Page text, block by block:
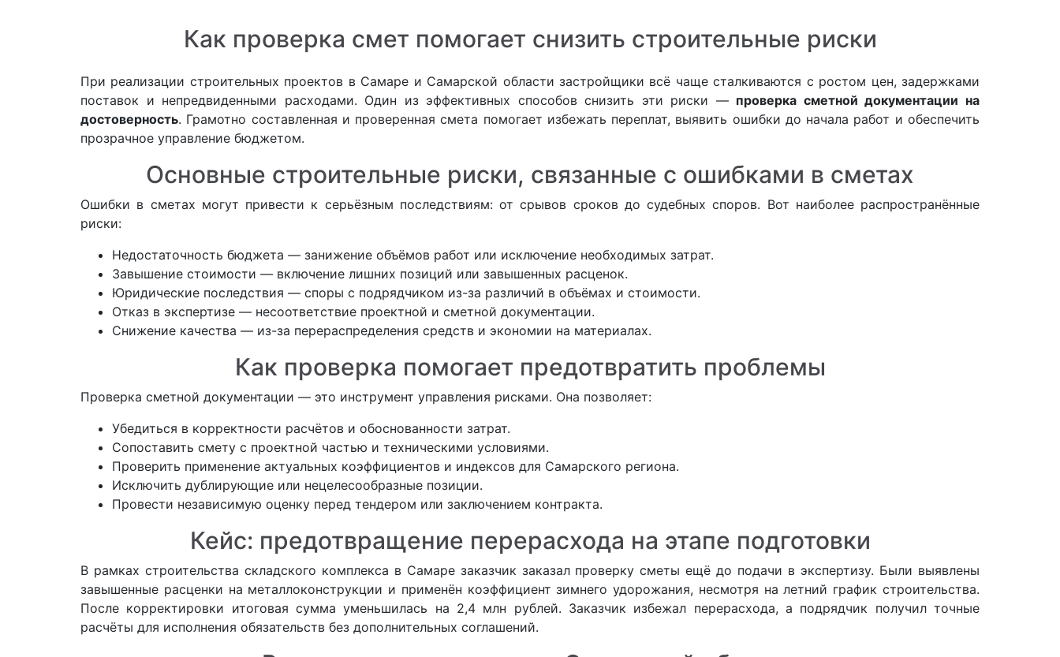
Как проверка смет помогает снизить строительные риски
При реализации строительных проектов в Самаре и Самарской области застройщики всё чаще сталкиваются с ростом цен, задержками
поставок и непредвиденными расходами. Один из эффективных способов снизить эти риски — проверка сметной документации на
достоверность. Грамотно составленная и проверенная смета помогает избежать переплат, выявить ошибки до начала работ и обеспечить
прозрачное управление бюджетом.
Основные строительные риски, связанные с ошибками в сметах
Ошибки в сметах могут привести к серьёзным последствиям: от срывов сроков до судебных споров. Вот наиболее распространённые
риски:
Недостаточность бюджета — занижение объёмов работ или исключение необходимых затрат.
Завышение стоимости — включение лишних позиций или завышенных расценок.
Юридические последствия — споры с подрядчиком из-за различий в объёмах и стоимости.
Отказ в экспертизе — несоответствие проектной и сметной документации.
Снижение качества — из-за перераспределения средств и экономии на материалах.
Как проверка помогает предотвратить проблемы
Проверка сметной документации — это инструмент управления рисками. Она позволяет:
Убедиться в корректности расчётов и обоснованности затрат.
Сопоставить смету с проектной частью и техническими условиями.
Проверить применение актуальных коэффициентов и индексов для Самарского региона.
Исключить дублирующие или нецелесообразные позиции.
Провести независимую оценку перед тендером или заключением контракта.
Кейс: предотвращение перерасхода на этапе подготовки
В рамках строительства складского комплекса в Самаре заказчик заказал проверку сметы ещё до подачи в экспертизу. Были выявлены
завышенные расценки на металлоконструкции и применён коэффициент зимнего удорожания, несмотря на летний график строительства.
После корректировки итоговая сумма уменьшилась на 2,4 млн рублей. Заказчик избежал перерасхода, а подрядчик получил точные
расчёты для исполнения обязательств без дополнительных соглашений.